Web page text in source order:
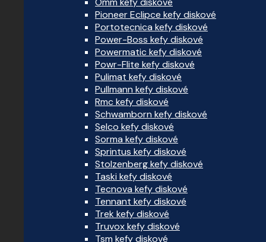
Pioneer Eclipce kefy diskové
Portotecnica kefy diskové
Power-Boss kefy diskové
Powermatic kefy diskové
Powr-Flite kefy diskové
Pulimat kefy diskové
Pullmann kefy diskové
Rmc kefy diskové
Schwamborn kefy diskové
Selco kefy diskové
Sorma kefy diskové
Sprintus kefy diskové
Stolzenberg kefy diskové
Taski kefy diskové
Tecnova kefy diskové
Tennant kefy diskové
Trek kefy diskové
Truvox kefy diskové
Tsm kefy diskové